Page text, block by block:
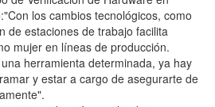
los cambios tecnológicos, como
de estaciones de trabajo facilita
mujer en líneas de producción.
herramienta determinada, ya hay
y estar a cargo de asegurarte de